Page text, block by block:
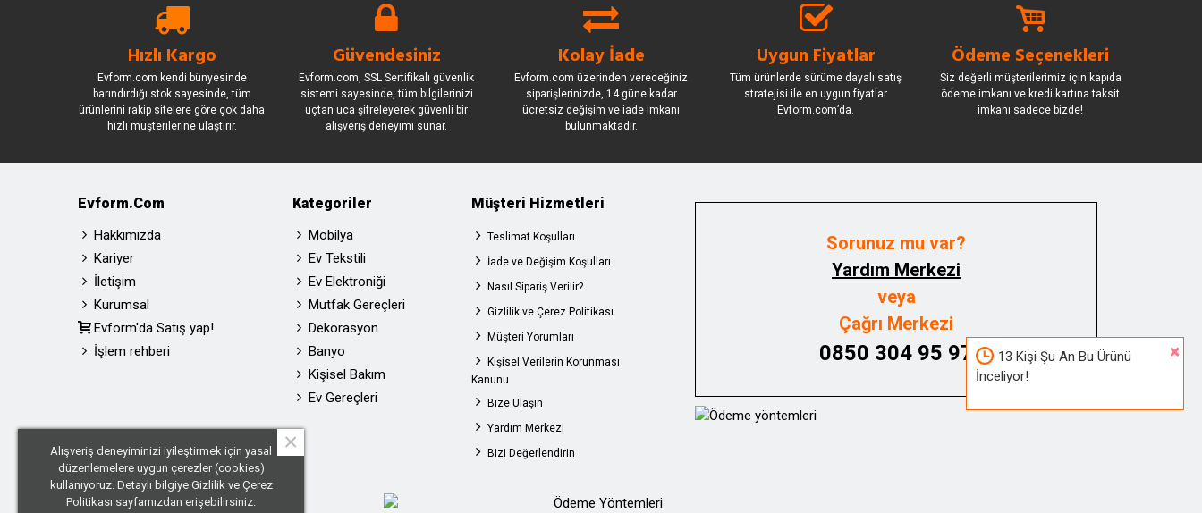
×
13 Kişi Şu An Bu Ürünü
İnceliyor!
Hızlı Kargo
Evform.com kendi bünyesinde
barındırdığı stok sayesinde, tüm
ürünlerini rakip sitelere göre çok daha
hızlı müşterilerine ulaştırır.
Güvendesiniz
Evform.com, SSL Sertifikalı güvenlik
sistemi sayesinde, tüm bilgilerinizi
uçtan uca şifreleyerek güvenli bir
alışveriş deneyimi sunar.
Kolay İade
Evform.com üzerinden vereceğiniz
siparişlerinizde, 14 güne kadar
ücretsiz değişim ve iade imkanı
bulunmaktadır.
Uygun Fiyatlar
Tüm ürünlerde sürüme dayalı satış
stratejisi ile en uygun fiyatlar
Evform.com’da.
Ödeme Seçenekleri
Siz değerli müşterilerimiz için kapıda
ödeme imkanı ve kredi kartına taksit
imkanı sadece bizde!
Evform.com
Hakkımızda
Kariyer
İletişim
Kurumsal
Evform'da Satış yap!
İşlem rehberi
Kategoriler
Mobilya
Ev Tekstili
Ev Elektroniği
Mutfak Gereçleri
Dekorasyon
Banyo
Kişisel Bakım
Ev Gereçleri
Müşteri Hizmetleri
Teslimat Koşulları
İade ve Değişim Koşulları
Nasıl Sipariş Verilir?
Gizlilik ve Çerez Politikası
Müşteri Yorumları
Kişisel Verilerin Korunması
Kanunu
Bize Ulaşın
Yardım Merkezi
Bizi Değerlendirin
Sorunuz mu var?
Yardım Merkezi
veya
Çağrı Merkezi
0850 304 95 97
Alışveriş deneyiminizi iyileştirmek için yasal
düzenlemelere uygun çerezler (cookies)
kullanıyoruz. Detaylı bilgiye Gizlilik ve Çerez
Politikası sayfamızdan erişebilirsiniz.
×